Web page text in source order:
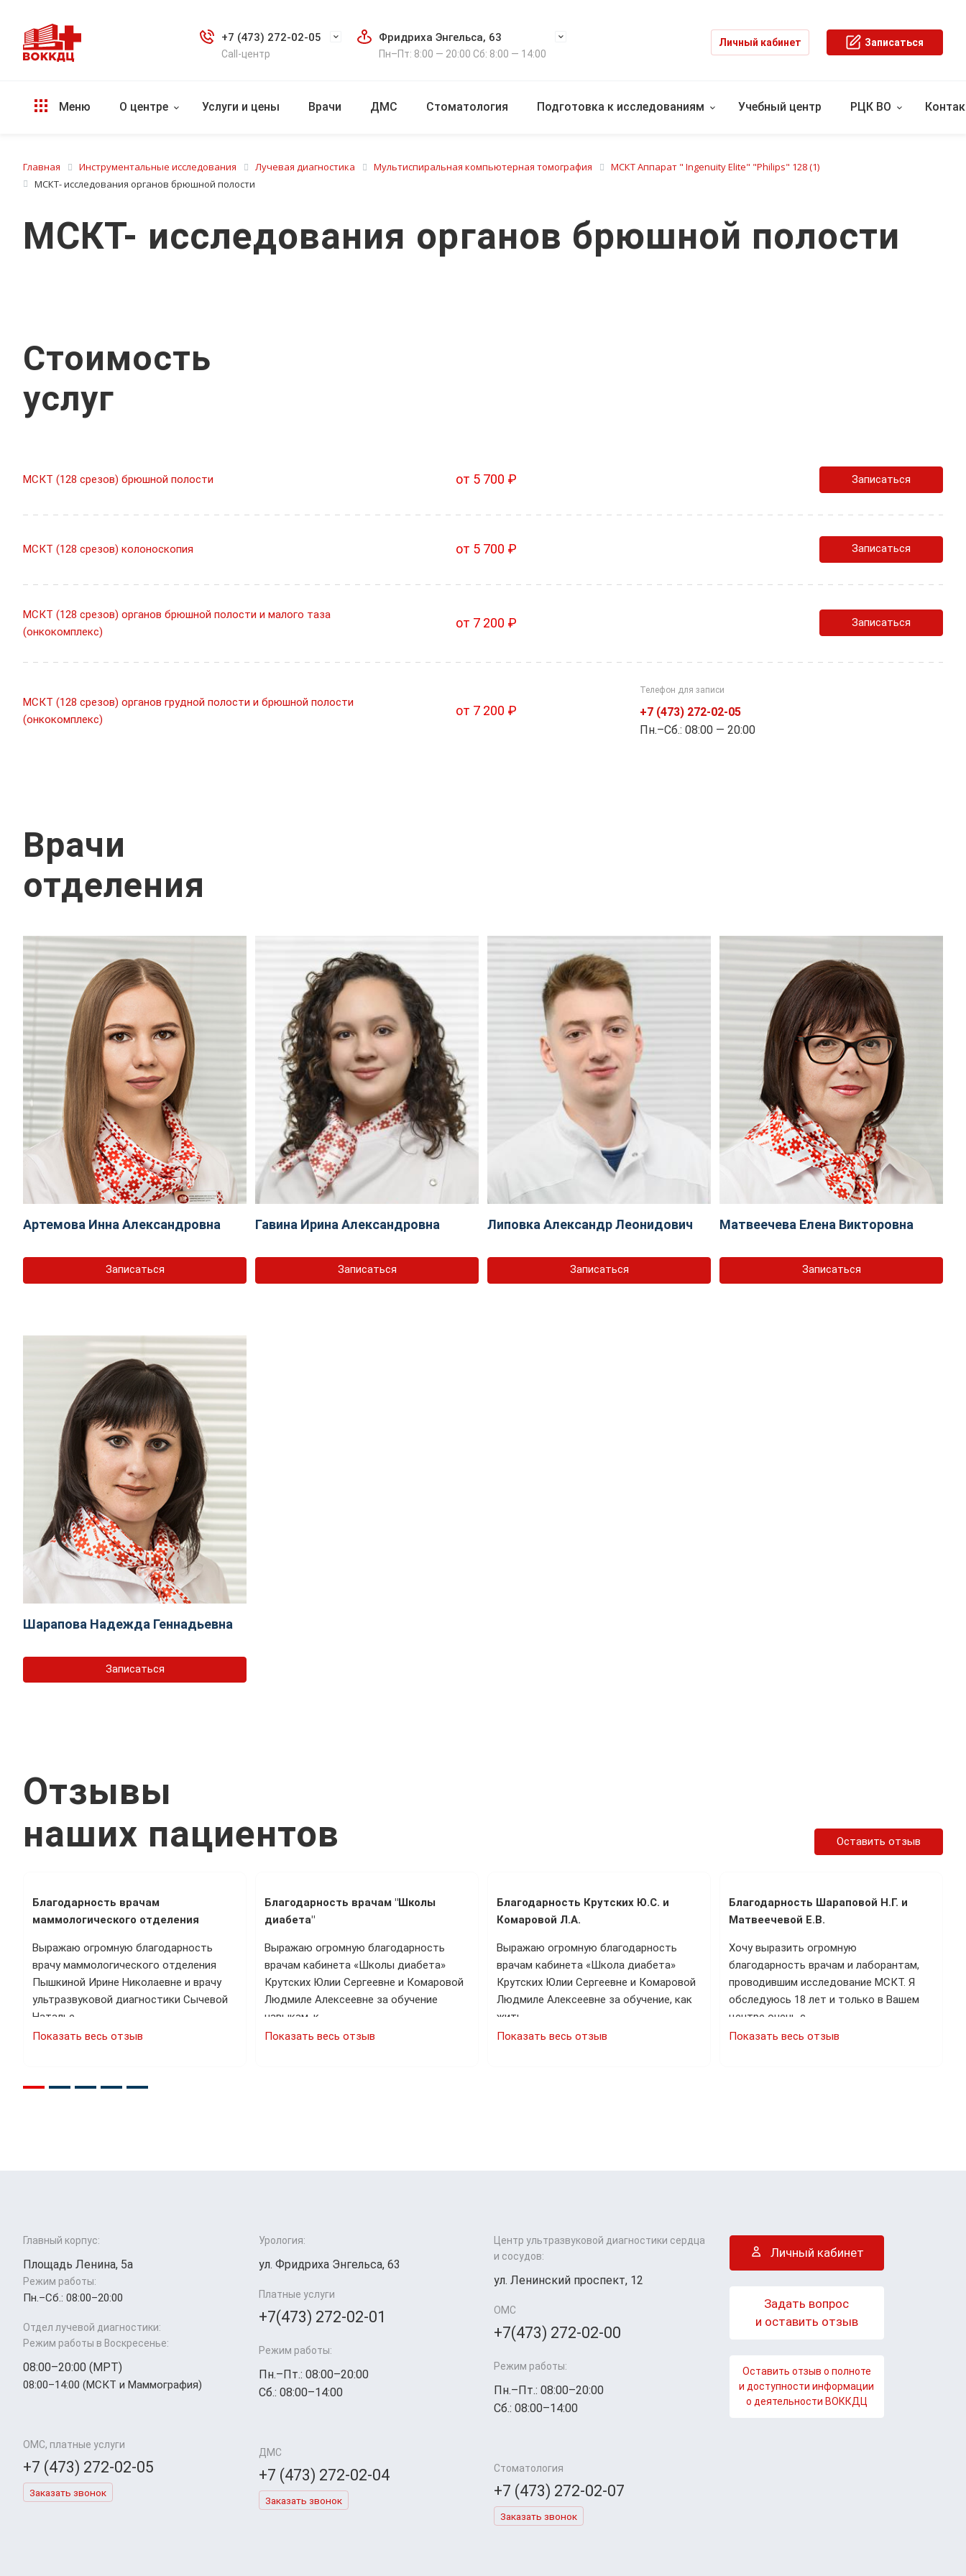
+7 (473) 272-02-05
Call-центр
Фридриха Энгельса, 63
Пн–Пт: 8:00 — 20:00 Сб: 8:00 — 14:00
Личный кабинет Записаться
Меню О центре Услуги и цены Врачи ДМС Стоматология Подготовка к исследованиям Учебный центр РЦК ВО
Главная Инструментальные исследования Лучевая диагностика Мультиспиральная компьютерная томография
МСКТ Аппарат " Ingenuity Elite" "Philips" 128 (1)
МСКТ- исследования органов брюшной полости
МСКТ- исследования органов брюшной полости
Стоимость
услуг
МСКТ (128 срезов) брюшной полости от 5 700 ₽ Записаться
МСКТ (128 срезов) колоноскопия от 5 700 ₽ Записаться
МСКТ (128 срезов) органов брюшной полости и малого таза
(онкокомплекс)
от 7 200 ₽ Записаться
МСКТ (128 срезов) органов грудной полости и брюшной полости
(онкокомплекс)
от 7 200 ₽
Телефон для записи
+7 (473) 272-02-05
Пн.–Cб.: 08:00 — 20:00
Врачи
отделения
Артемова Инна Александровна
Записаться
Гавина Ирина Александровна
Записаться
Липовка Александр Леонидович
Записаться
Матвеечева Елена Викторовна
Записаться
Шарапова Надежда Геннадьевна
Записаться
Отзывы
наших пациентов
Оставить отзыв
Благодарность врачам
маммологического отделения
Выражаю огромную благодарность
врачу маммологического отделения
Пышкиной Ирине Николаевне и врачу
ультразвуковой диагностики Сычевой
Наталье…
Показать весь отзыв
Благодарность врачам "Школы
диабета"
Выражаю огромную благодарность
врачам кабинета «Школы диабета»
Крутских Юлии Сергеевне и Комаровой
Людмиле Алексеевне за обучение
навыкам, к…
Показать весь отзыв
Благодарность Крутских Ю.С. и
Комаровой Л.А.
Выражаю огромную благодарность
врачам кабинета «Школа диабета»
Крутских Юлии Сергеевне и Комаровой
Людмиле Алексеевне за обучение, как
жить…
Показать весь отзыв
Благодарность Шараповой Н.Г. и
Матвеечевой Е.В.
Хочу выразить огромную
благодарность врачам и лаборантам,
проводившим исследование МСКТ. Я
обследуюсь 18 лет и только в Вашем
центре очень с…
Показать весь отзыв
Главный корпус:
Площадь Ленина, 5а
Режим работы:
Пн.–Cб.: 08:00–20:00
Отдел лучевой диагностики:
Режим работы в Воскресенье:
08:00–20:00 (МРТ)
08:00–14:00 (МСКТ и Маммография)
ОМС, платные услуги
+7 (473) 272-02-05
Заказать звонок
Урология:
ул. Фридриха Энгельса, 63
Платные услуги
+7(473) 272-02-01
Режим работы:
Пн.–Пт.: 08:00–20:00
Сб.: 08:00–14:00
ДМС
+7 (473) 272-02-04
Заказать звонок
Центр ультразвуковой диагностики сердца
и сосудов:
ул. Ленинский проспект, 12
ОМС
+7(473) 272-02-00
Режим работы:
Пн.–Пт.: 08:00–20:00
Сб.: 08:00–14:00
Стоматология
+7 (473) 272-02-07
Заказать звонок
Личный кабинет
Задать вопрос
и оставить отзыв
Оставить отзыв о полноте
и доступности информации
о деятельности ВОККДЦ